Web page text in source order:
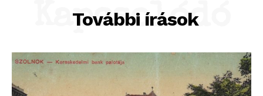
További írások
Kapcsolódó